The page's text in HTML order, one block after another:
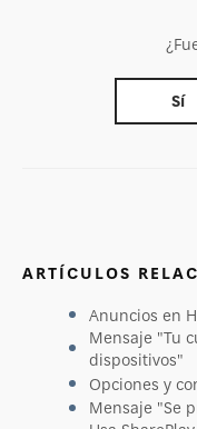
Sí
ARTÍCULOS
Anuncios en
Mensaje "Tu
dispositivos"
Opciones y
Mensaje "Se